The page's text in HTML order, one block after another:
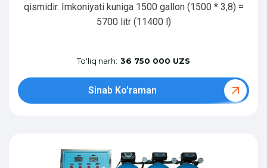
qismidir. Imkoniyati kuniga 1500 gallon (1500 * 3,8) =
5700 litr (11400 l)
To'liq narh: 36 750 000 UZS
Sinab Ko'raman